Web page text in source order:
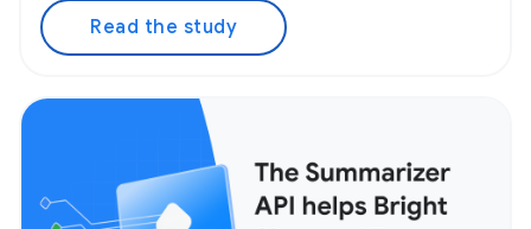
Read the study